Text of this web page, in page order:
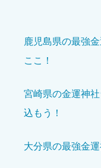
星の数をお選びくだ
参拝の雰囲気
鹿児島県の最強
ここ！
宮崎県の金運神
込もう！
大分県の最強金